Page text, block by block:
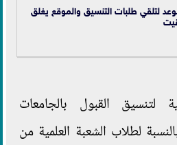
لتلقي طلبات التنسيق والموقع يغلق
لتنسيق القبول بالجامعات
لعام 2021 بالنسبة لطلاب الشعبة العلمية من